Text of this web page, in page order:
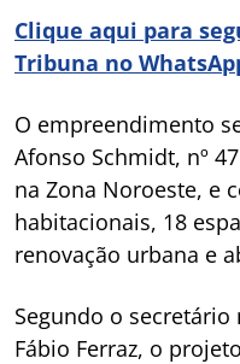
Clique aqui para
Tribuna no
O empreendimento
Afonso Schmidt, nº
na Zona Noroeste, e
habitacionais, 18
renovação urbana e
Segundo o
Fábio Ferraz, o